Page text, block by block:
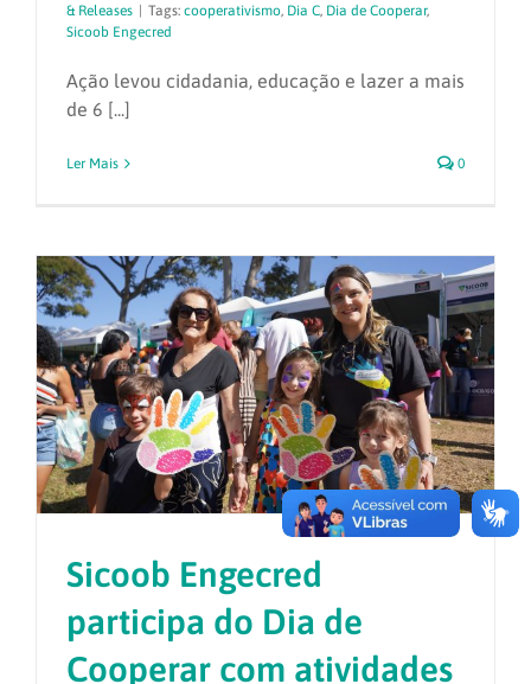
& Releases
Tags: cooperativismo, Dia C, Dia de Cooperar,
Sicoob Engecred
Ação levou cidadania, educação e lazer a mais
de 6 [...]
Ler Mais 0
Sicoob Engecred
participa do Dia de
Cooperar com atividades